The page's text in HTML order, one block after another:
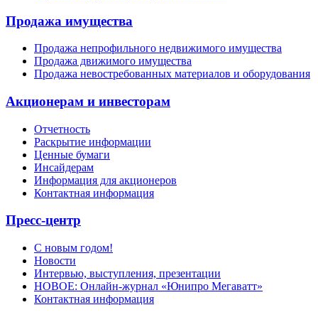
Продажа имущества
Продажа непрофильного недвижимого имущества
Продажа движимого имущества
Продажа невостребованных материалов и оборудования
Акционерам и инвесторам
Отчетность
Раскрытие информации
Ценные бумаги
Инсайдерам
Информация для акционеров
Контактная информация
Пресс-центр
С новым годом!
Новости
Интервью, выступления, презентации
НОВОЕ: Онлайн-журнал «Юнипро Мегаватт»
Контактная информация